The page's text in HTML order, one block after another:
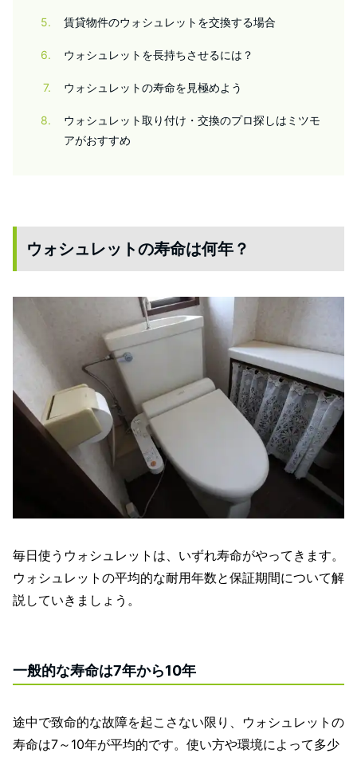
5 賃貸物件のウォシュレットを交換する場合
6 ウォシュレットを長持ちさせるには？
7 ウォシュレットの寿命を見極めよう
8
ウォシュレット取り付け・交換のプロ探しはミツモ
アがおすすめ
ウォシュレットの寿命は何年？
毎日使うウォシュレットは、いずれ寿命がやってきます。
ウォシュレットの平均的な耐用年数と保証期間について解
説していきましょう。
一般的な寿命は7年から10年
途中で致命的な故障を起こさない限り、ウォシュレットの
寿命は7～10年が平均的です。使い方や環境によって多少